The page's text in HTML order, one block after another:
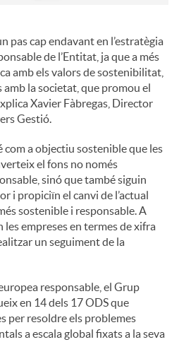
pas cap endavant en l’estratègia
de l’Entitat, ja que a més
amb els valors de sostenibilitat,
la societat, que promou el
Xavier Fàbregas, Director
Gestió.
com a objectiu sostenible que les
el fons no només
sinó que també siguin
i propiciïn el canvi de l’actual
sostenible i responsable. A
les empreses en termes de xifra
un seguiment de la
responsable, el Grup
en 14 dels 17 ODS que
per resoldre els problemes
a escala global fixats a la seva